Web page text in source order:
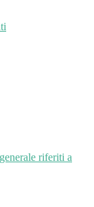
riferiti a